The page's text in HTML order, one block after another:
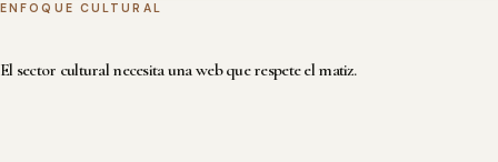
ENFOQUE CULTURAL
El sector cultural necesita una web que respete el matiz.